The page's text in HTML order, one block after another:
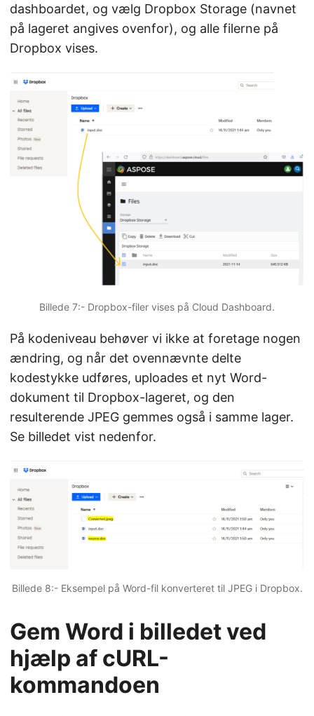
dashboardet, og vælg Dropbox Storage (navnet
på lageret angives ovenfor), og alle filerne på
Dropbox vises.
Billede 7:- Dropbox-filer vises på Cloud Dashboard.
På kodeniveau behøver vi ikke at foretage nogen
ændring, og når det ovennævnte delte
kodestykke udføres, uploades et nyt Word-
dokument til Dropbox-lageret, og den
resulterende JPEG gemmes også i samme lager.
Se billedet vist nedenfor.
Billede 8:- Eksempel på Word-fil konverteret til JPEG i Dropbox.
Gem Word i billedet ved
hjælp af cURL-
kommandoen